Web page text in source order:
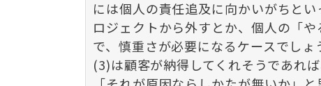
には個人の責任追及に向かいがちと
ロジェクトから外すとか、個人の「
で、慎重さが必要になるケースでしょ
(3)は顧客が納得してくれそうであれ